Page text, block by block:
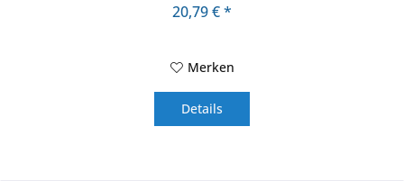
20,79 € *
Merken
Details